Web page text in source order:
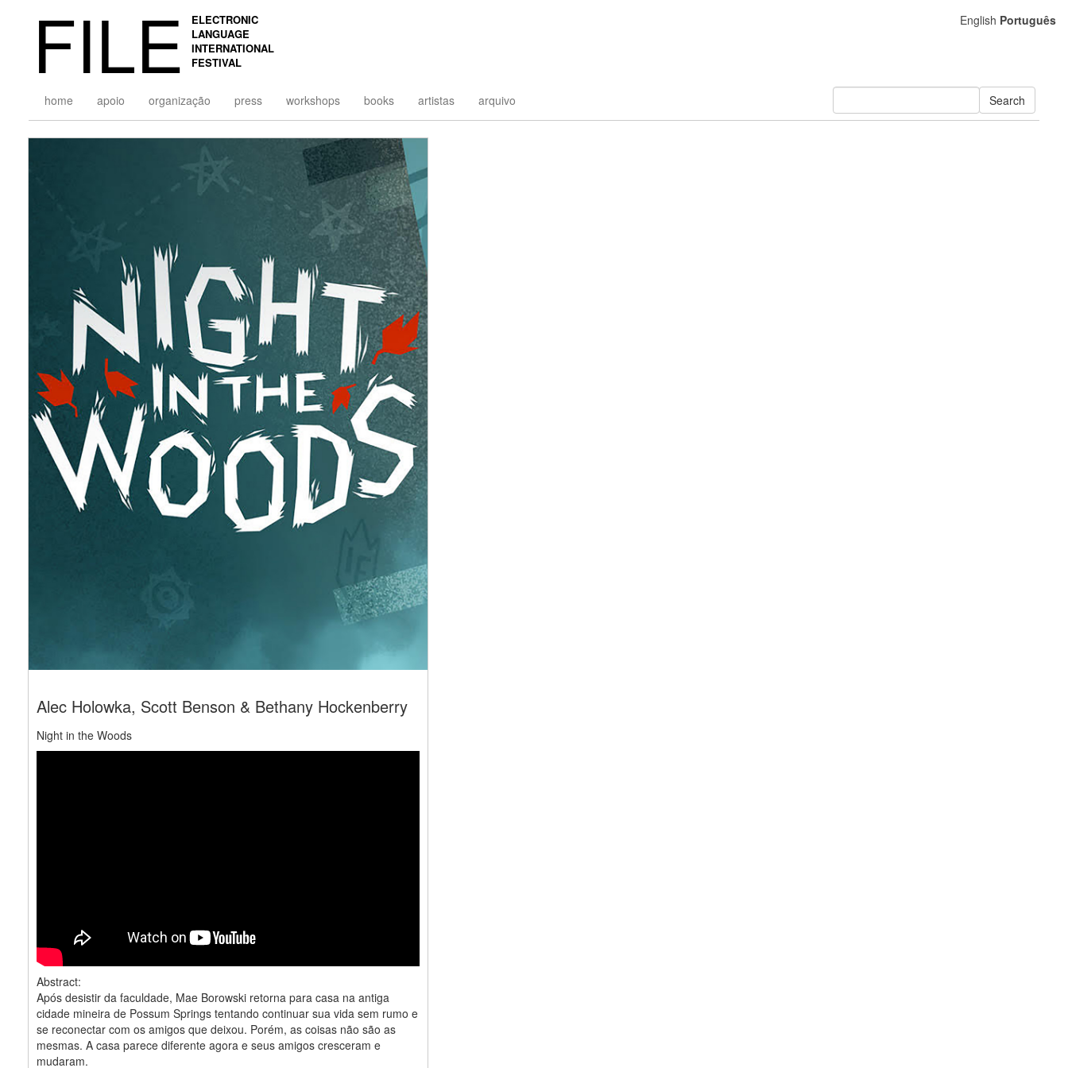
FILE
ELECTRONIC
LANGUAGE
INTERNATIONAL
FESTIVAL
home apoio organização press workshops books artistas arquivo Search
Alec Holowka, Scott Benson & Bethany Hockenberry
Night in the Woods
Abstract:
Após desistir da faculdade, Mae Borowski retorna para casa na antiga
cidade mineira de Possum Springs tentando continuar sua vida sem rumo e
se reconectar com os amigos que deixou. Porém, as coisas não são as
mesmas. A casa parece diferente agora e seus amigos cresceram e
mudaram.
English Português